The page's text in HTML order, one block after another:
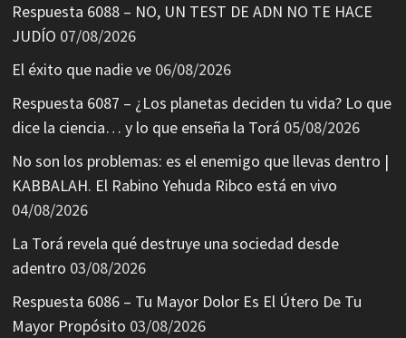
Respuesta 6088 – NO, UN TEST DE ADN NO TE HACE
JUDÍO 07/08/2026
El éxito que nadie ve 06/08/2026
Respuesta 6087 – ¿Los planetas deciden tu vida? Lo que
dice la ciencia… y lo que enseña la Torá 05/08/2026
No son los problemas: es el enemigo que llevas dentro |
KABBALAH. El Rabino Yehuda Ribco está en vivo
04/08/2026
La Torá revela qué destruye una sociedad desde
adentro 03/08/2026
Respuesta 6086 – Tu Mayor Dolor Es El Útero De Tu
Mayor Propósito 03/08/2026